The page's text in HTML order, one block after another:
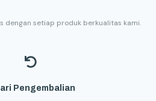
dengan setiap produk berkualitas kami.
Pengembalian